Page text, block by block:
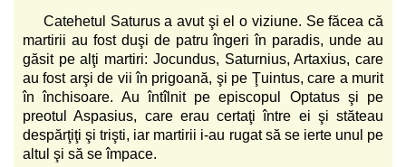
Catehetul Saturus a avut şi el o viziune. Se făcea că
martirii au fost duşi de patru îngeri în paradis, unde au
găsit pe alţi martiri: Jocundus, Saturnius, Artaxius, care
au fost arşi de vii în prigoană, şi pe Ţuintus, care a murit
în închisoare. Au întîlnit pe episcopul Optatus şi pe
preotul Aspasius, care erau certaţi între ei şi stăteau
despărţiţi şi trişti, iar martirii i-au rugat să se ierte unul pe
altul şi să se împace.